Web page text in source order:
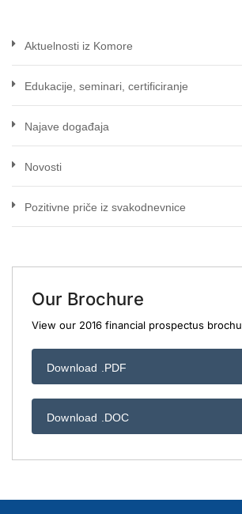
Aktuelnosti iz Komore
Edukacije, seminari, certificiranje
Najave događaja
Novosti
Pozitivne priče iz svakodnevnice
Our Brochure
View our 2016 financial prospectus
Download .PDF
Download .DOC